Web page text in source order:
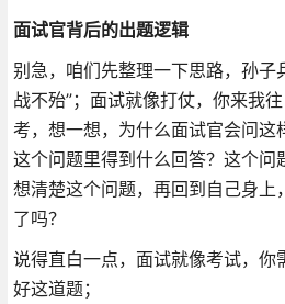
面试官背后的出题逻辑
别急，咱们先整理一下思路，孙子
战不殆”；面试就像打仗，你来我
考，想一想，为什么面试官会问这
这个问题里得到什么回答？这个问
想清楚这个问题，再回到自己身上
了吗？
说得直白一点，面试就像考试，你
好这道题；